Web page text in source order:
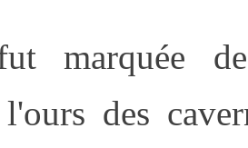
marquée de
des